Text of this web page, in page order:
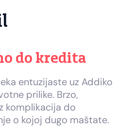
do kredita
entuzijaste uz Addiko
prilike. Brzo,
komplikacija do
o kojoj dugo maštate.